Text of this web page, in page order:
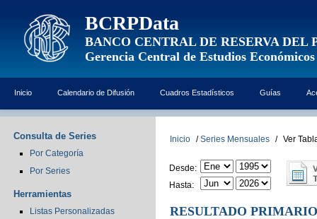
BCRPData
BANCO CENTRAL DE RESERVA DEL
Gerencia Central de Estudios Económicos
Inicio Calendario de Difusión Cuadros Estadísticos Guías
Consulta de Series
Por Categoría
Por Series
Herramientas
Listas Personalizadas
Inicio / Series Mensuales / Ver
Desde:
Hasta:
RESULTADO